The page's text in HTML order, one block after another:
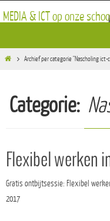
naar
MEDIA & ICT op onze
HomeArchief per categorie "Nascholing ict-
Categorie:
Flexibel werken
Gratis ontbijtsessie: Flexibel
2017